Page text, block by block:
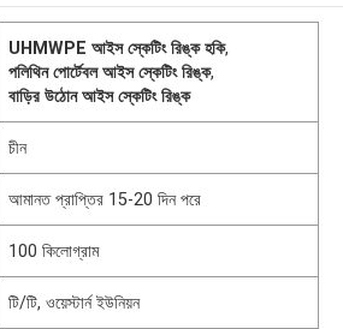
UHMWPE আইস স্কেটিং রিঙ্ক হকি,
পলিথিন পোর্টেবল আইস স্কেটিং রিঙ্ক,
বাড়ির উঠোন আইস স্কেটিং রিঙ্ক
চীন
আমানত প্রাপ্তির 15-20 দিন পরে
100 কিলোগ্রাম
টি/টি, ওয়েস্টার্ন ইউনিয়ন